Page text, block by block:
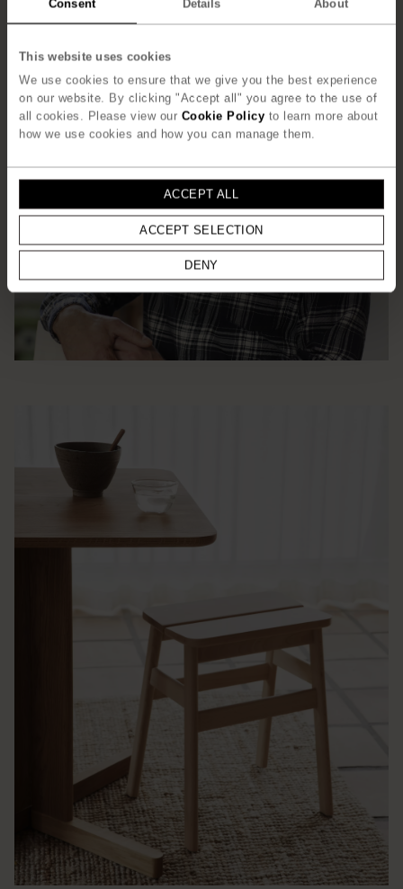
Consent Details About
This website uses cookies
We use cookies to ensure that we give you the best experience
on our website. By clicking "Accept all" you agree to the use of
all cookies. Please view our Cookie Policy to learn more about
how we use cookies and how you can manage them.
ACCEPT ALL
ACCEPT SELECTION
DENY